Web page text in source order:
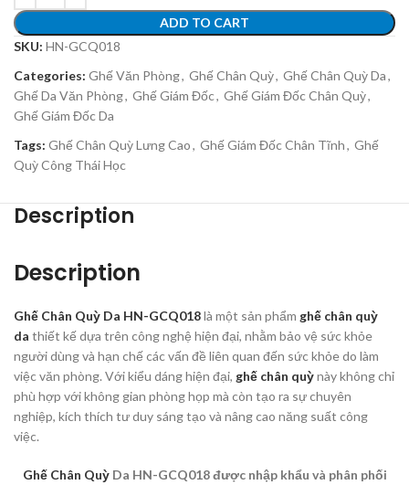
ADD TO CART
SKU: HN-GCQ018
Categories: Ghế Văn Phòng, Ghế Chân Quỳ, Ghế Chân Quỳ Da,
Ghế Da Văn Phòng, Ghế Giám Đốc, Ghế Giám Đốc Chân Quỳ,
Ghế Giám Đốc Da
Tags: Ghế Chân Quỳ Lưng Cao, Ghế Giám Đốc Chân Tĩnh, Ghế
Quỳ Công Thái Học
Description
Description
Ghế Chân Quỳ Da HN-GCQ018là một sản phẩm ghế chân quỳ
da thiết kế dựa trên công nghệ hiện đại, nhằm bảo vệ sức khỏe
người dùng và hạn chế các vấn đề liên quan đến sức khỏe do làm
việc văn phòng. Với kiểu dáng hiện đại, ghế chân quỳnày không chỉ
phù hợp với không gian phòng họp mà còn tạo ra sự chuyên
nghiệp, kích thích tư duy sáng tạo và nâng cao năng suất công
việc.
Ghế Chân QuỳDa HN-GCQ018 được nhập khẩu và phân phối